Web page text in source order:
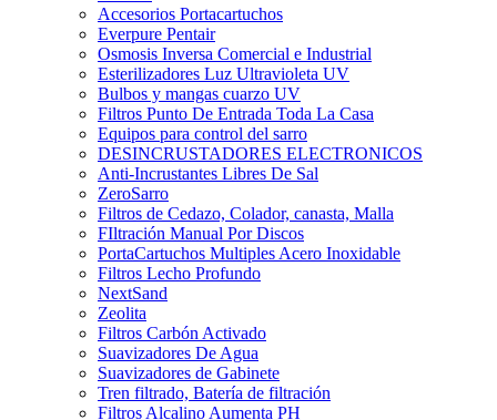
Accesorios Portacartuchos
Everpure Pentair
Osmosis Inversa Comercial e Industrial
Esterilizadores Luz Ultravioleta UV
Bulbos y mangas cuarzo UV
Filtros Punto De Entrada Toda La Casa
Equipos para control del sarro
DESINCRUSTADORES ELECTRONICOS
Anti-Incrustantes Libres De Sal
ZeroSarro
Filtros de Cedazo, Colador, canasta, Malla
FIltración Manual Por Discos
PortaCartuchos Multiples Acero Inoxidable
Filtros Lecho Profundo
NextSand
Zeolita
Filtros Carbón Activado
Suavizadores De Agua
Suavizadores de Gabinete
Tren filtrado, Batería de filtración
Filtros Alcalino Aumenta PH